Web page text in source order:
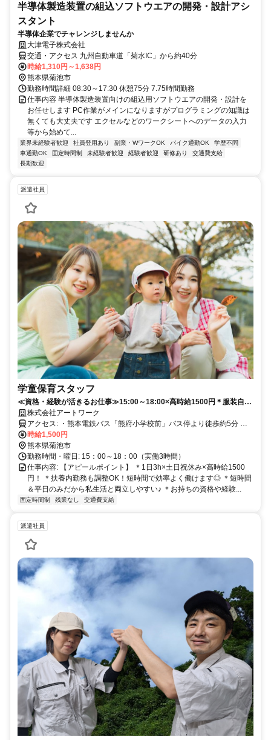
半導体製造装置の組込ソフトウエアの開発・設計アシ
スタント
半導体企業でチャレンジしませんか
大津電子株式会社
交通・アクセス 九州自動車道「菊水IC」から約40分
時給1,310円～1,638円
熊本県菊池市
勤務時間詳細 08:30～17:30 休憩75分 7.75時間勤務
仕事内容 半導体製造装置向けの組込用ソフトウエアの開発・設計を
お任せします PC作業がメインになりますがプログラミングの知識は
無くても大丈夫です エクセルなどのワークシートへのデータの入力
等から始めて...
業界未経験者歓迎 社員登用あり 副業・WワークOK バイク通勤OK
学歴不問
車通勤OK
固定時間制 未経験者歓迎 経験者歓迎 研修あり
交通費支給
長期歓迎
派遣社員
学童保育スタッフ
≪資格・経験が活きるお仕事≫15:00～18:00×高時給1500円＊服装自
由・髪型自由／長期安定して働ける環境が整っています◎
株式会社アートワーク
アクセス: ・熊本電鉄バス「熊府小学校前」バス停より徒歩約5分 ・
JR「肥後大津駅」より車で約25分
時給1,500円
熊本県菊池市
勤務時間・曜日: 15：00～18：00（実働3時間）
仕事内容: 【アピールポイント】 ＊1日3h×土日祝休み×高時給1500
円！ ＊扶養内勤務も調整OK！短時間で効率よく働けます◎ ＊短時間
＆平日のみだから私生活と両立しやすい♪ ＊お持ちの資格や経験...
固定時間制 残業なし 交通費支給
派遣社員